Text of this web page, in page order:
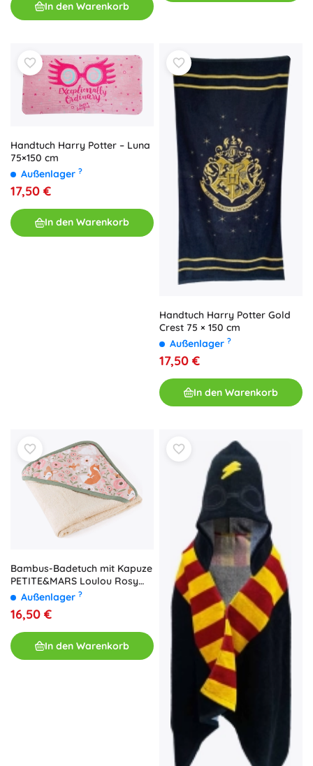
In den Warenkorb
Handtuch Harry Potter – Luna
75×150 cm
Außenlager ?
17,50 €
In den Warenkorb
Handtuch Harry Potter Gold
Crest 75 × 150 cm
Außenlager ?
17,50 €
In den Warenkorb
Bambus-Badetuch mit Kapuze
PETITE&MARS Loulou Rosy
Wilderness 100 × 100 cm
Außenlager ?
16,50 €
In den Warenkorb